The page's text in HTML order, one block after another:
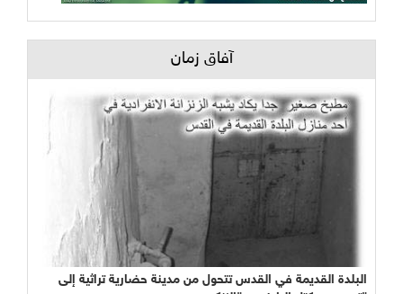
آفاق زمان
البلدة القديمة في القدس تتحول من مدينة حضارية تراثية إلى